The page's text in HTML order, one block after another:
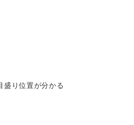
盛り位置が分かる